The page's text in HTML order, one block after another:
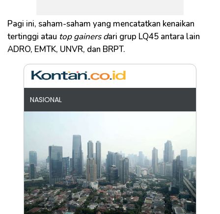
Pagi ini, saham-saham yang mencatatkan kenaikan
tertinggi atau top gainers dari grup LQ45 antara lain
ADRO, EMTK, UNVR, dan BRPT.
NASIONAL